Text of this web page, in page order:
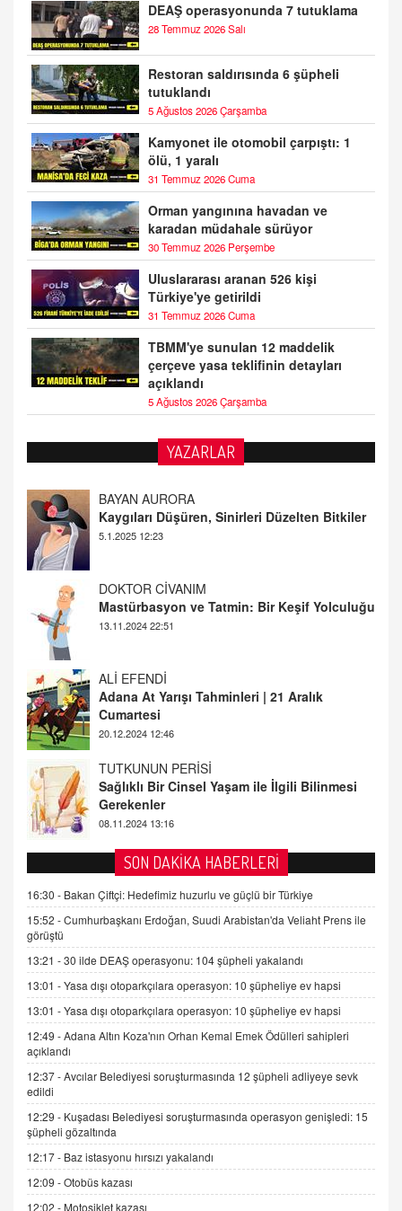
DEAŞ operasyonunda 7 tutuklama
28 Temmuz 2026 Salı
Restoran saldırısında 6 şüpheli
tutuklandı
5 Ağustos 2026 Çarşamba
Kamyonet ile otomobil çarpıştı: 1
ölü, 1 yaralı
31 Temmuz 2026 Cuma
Orman yangınına havadan ve
karadan müdahale sürüyor
30 Temmuz 2026 Perşembe
Uluslararası aranan 526 kişi
Türkiye'ye getirildi
31 Temmuz 2026 Cuma
TBMM'ye sunulan 12 maddelik
çerçeve yasa teklifinin detayları
açıklandı
5 Ağustos 2026 Çarşamba
YAZARLAR
DOKTOR CİVANIM
Mastürbasyon ve Tatmin: Bir Keşif Yolculuğu
13.11.2024 22:51
ALİ EFENDİ
Adana At Yarışı Tahminleri | 21 Aralık
Cumartesi
TUTKUNUN PERİSİ
Sağlıklı Bir Cinsel Yaşam ile İlgili Bilinmesi
Gerekenler
08.11.2024 13:16
FARUK ÖNALAN
Tezkere Onaylanmasaydı…
2 Kasım 2021 Salı 00:11
AV. DOĞAN CAN DOĞAN
Kişisel verilerin korunması ve dijital hukukun
gelişimi
15.09.2025 16:17
SEHER EREK
Kış Ayları Geldi, Hangi Önlemler Alınmalı?
9.12.2025 10:11
İNCİ GÜL AKÖL
06.07.2026 13:00
ADEM AKÖL
Esed Destekçilerinin Yüzüne Vurulan Şamar:
Sednaya
11.12.2024 12:30
SON DAKİKA HABERLERİ
16:30 - Bakan Çiftçi: Hedefimiz huzurlu ve güçlü bir Türkiye
15:52 -Cumhurbaşkanı Erdoğan, Suudi Arabistan'da Veliaht Prens ile
görüştü
13:21 -30 ilde DEAŞ operasyonu: 104 şüpheli yakalandı
13:01 -Yasa dışı otoparkçılara operasyon: 10 şüpheliye ev hapsi
13:01 -Yasa dışı otoparkçılara operasyon: 10 şüpheliye ev hapsi
12:49 -Adana Altın Koza'nın Orhan Kemal Emek Ödülleri sahipleri
açıklandı
12:37 -Avcılar Belediyesi soruşturmasında 12 şüpheli adliyeye sevk
edildi
12:29 - Kuşadası Belediyesi soruşturmasında operasyon genişledi: 15
şüpheli gözaltında
12:17 - Baz istasyonu hırsızı yakalandı
12:09 -Otobüs kazası
12:02 - Motosiklet kazası